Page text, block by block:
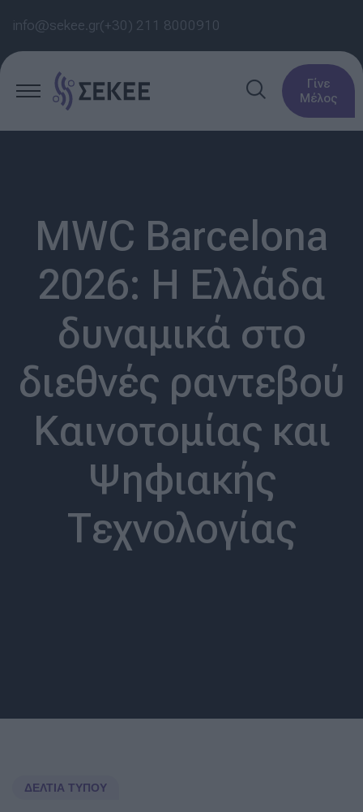
info@sekee.gr(+30) 211 8000910
Γίνε
Μέλος
MWC Barcelona
2026: Η Ελλάδα
δυναμικά στο
διεθνές ραντεβού
Καινοτομίας και
Ψηφιακής
Τεχνολογίας
ΔΕΛΤΊΑ ΤΎΠΟΥ